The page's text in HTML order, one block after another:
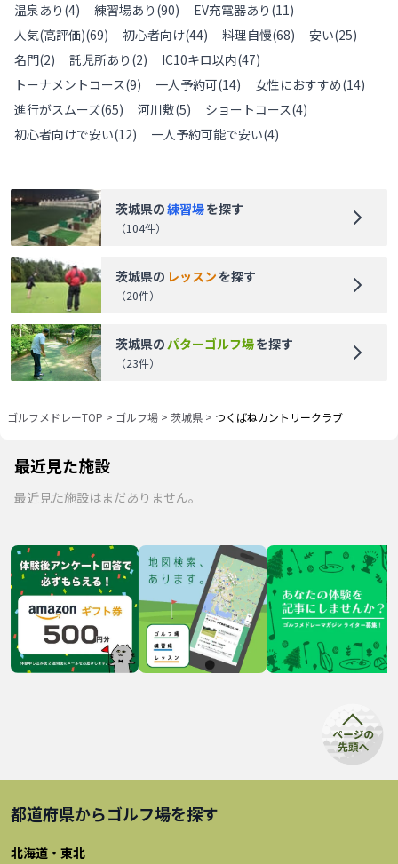
温泉あり (4) 練習場あり (90) EV充電器あり (11)
人気(高評価)(69) 初心者向け(44) 料理自慢(68) 安い(25)
名門(2) 託児所あり (2) IC10キロ以内(47)
トーナメントコース(9) 一人予約可(14) 女性におすすめ(14)
進行がスムーズ(65) 河川敷(5) ショートコース(4)
初心者向けで安い(12) 一人予約可能で安い(4)
茨城県の練習場を探す
（104件）
茨城県の レッスンを探す
（20件）
茨城県のパターゴルフ場を探す
（23件）
ゴルフメドレーTOP > ゴルフ場 > 茨城県 > つくばねカントリークラブ
最近見た施設
最近見た施設はまだありません。
都道府県からゴルフ場を探す
北海道・東北